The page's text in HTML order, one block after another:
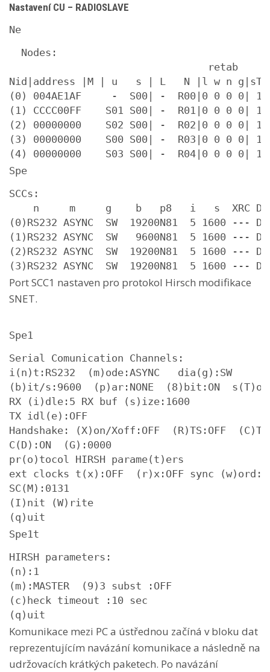
Nastavení CU – RADIOSLAVE
Ne
  Nodes:
                                 retab
Nid|address |M | u   s | L   N |l w n g|sTO
(0) 004AE1AF     -  S00| -  R00|0 0 0 0| 15
(1) CCCC00FF    S01 S00| -  R01|0 0 0 0| 15
(2) 00000000    S02 S00| -  R02|0 0 0 0| 15
(3) 00000000    S00 S00| -  R03|0 0 0 0| 15
(4) 00000000    S03 S00| -  R04|0 0 0 0| 15
Spe
SCCs:
n     m     g    b   p8   i   s  XRC D
(0)RS232 ASYNC  SW  19200N81  5 1600 --- D
(1)RS232 ASYNC  SW   9600N81  5 1600 --- D
(2)RS232 ASYNC  SW  19200N81  5 1600 --- D
(3)RS232 ASYNC  SW  19200N81  5 1600 --- D
Port SCC1 nastaven pro protokol Hirsch modifikace
SNET.
Spe1
Serial Comunication Channels:
i(n)t:RS232  (m)ode:ASYNC   dia(g):SW
(b)it/s:9600  (p)ar:NONE  (8)bit:ON
RX (i)dle:5 RX buf (s)ize:1600
TX idl(e):OFF
Handshake: (X)on/Xoff:OFF  (R)TS:OFF
C(D):ON  (G):0000
pr(o)tocol HIRSH parame(t)ers
ext clocks t(x):OFF  (r)x:OFF sync
SC(M):0131
(I)nit (W)rite
(q)uit
Spe1t
HIRSH parameters:
(n):1
(m):MASTER  (9)3 subst :OFF
(c)heck timeout :10 sec
(q)uit
Komunikace mezi PC a ústřednou začíná v bloku dat
reprezentujícím navázání komunikace a následně na
udržovacích krátkých paketech. Po navázání